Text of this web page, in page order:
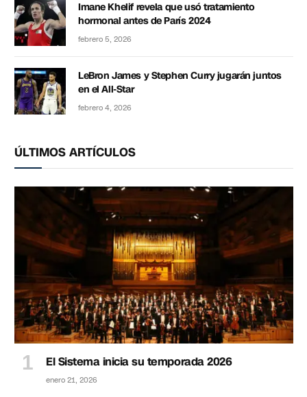
Imane Khelif revela que usó tratamiento
hormonal antes de París 2024
febrero 5, 2026
LeBron James y Stephen Curry jugarán juntos
en el All-Star
febrero 4, 2026
ÚLTIMOS ARTÍCULOS
El Sistema inicia su temporada 2026
enero 21, 2026